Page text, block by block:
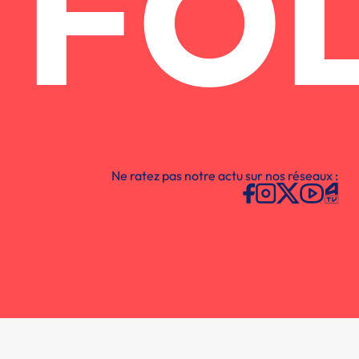
Ne ratez pas notre actu sur nos réseaux :